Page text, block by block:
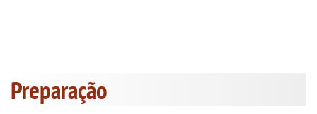
Preparação